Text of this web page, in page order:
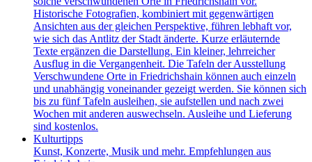
Historische Fotografien, kombiniert mit gegenwärtigen
Ansichten aus der gleichen Perspektive, führen lebhaft vor,
wie sich das Antlitz der Stadt änderte. Kurze erläuternde
Texte ergänzen die Darstellung. Ein kleiner, lehrreicher
Ausflug in die Vergangenheit. Die Tafeln der Ausstellung
Verschwundene Orte in Friedrichshain können auch einzeln
und unabhängig voneinander gezeigt werden. Sie können sich
bis zu fünf Tafeln ausleihen, sie aufstellen und nach zwei
Wochen mit anderen auswechseln. Ausleihe und Lieferung
sind kostenlos.
Kulturtipps
Kunst, Konzerte, Musik und mehr. Empfehlungen aus